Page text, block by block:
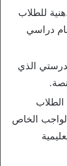
للطلاب
دراسي
الذي
الخاص